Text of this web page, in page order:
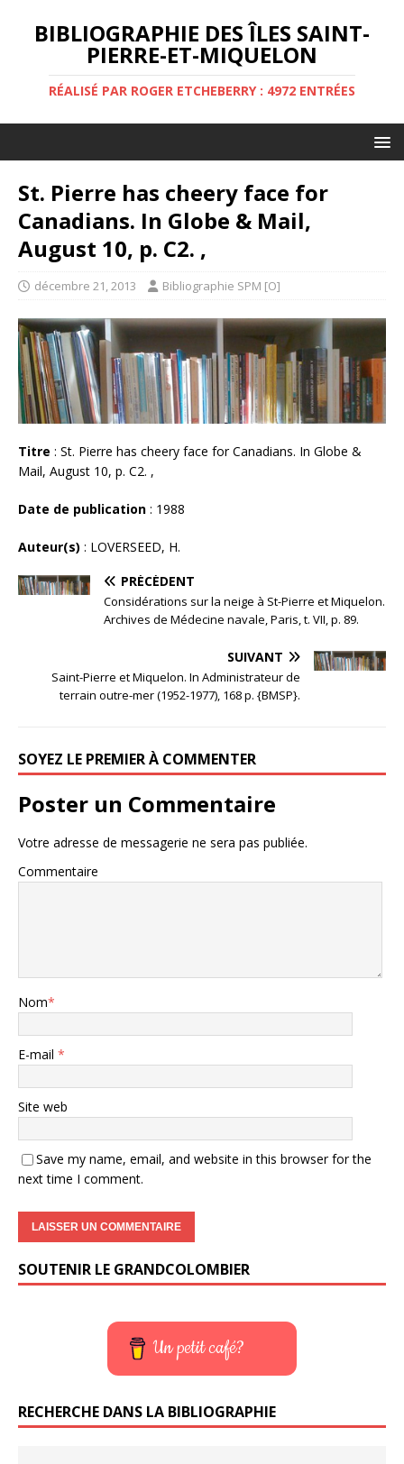
BIBLIOGRAPHIE DES ÎLES SAINT-
PIERRE-ET-MIQUELON
RÉALISÉ PAR ROGER ETCHEBERRY : 4972 ENTRÉES
St. Pierre has cheery face for
Canadians. In Globe & Mail,
August 10, p. C2. ,
décembre 21, 2013 Bibliographie SPM [O]
Titre : St. Pierre has cheery face for Canadians. In Globe &
Mail, August 10, p. C2. ,
Date de publication : 1988
Auteur(s) : LOVERSEED, H.
PRÉCÉDENT
Considérations sur la neige à St-Pierre et Miquelon.
Archives de Médecine navale, Paris, t. VII, p. 89.
SUIVANT
Saint-Pierre et Miquelon. In Administrateur de
terrain outre-mer (1952-1977), 168 p. {BMSP}.
SOYEZ LE PREMIER À COMMENTER
Poster un Commentaire
Votre adresse de messagerie ne sera pas publiée.
Commentaire
Nom*
E-mail *
Site web
Save my name, email, and website in this browser for the
next time I comment.
SOUTENIR LE GRANDCOLOMBIER
Un petit café?
RECHERCHE DANS LA BIBLIOGRAPHIE